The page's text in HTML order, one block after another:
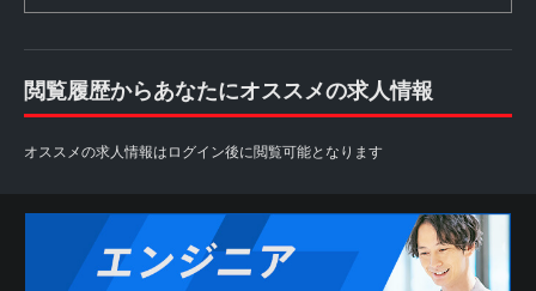
閲覧履歴からあなたにオススメの求人情報
オススメの求人情報はログイン後に閲覧可能となります